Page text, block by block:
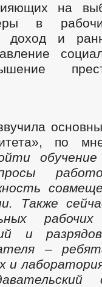
на
в
доход и
по
Также
и
–
и